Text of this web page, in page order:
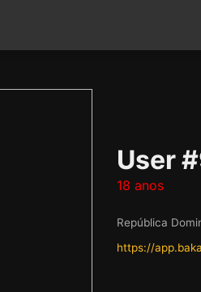
User
18 anos
República
https://